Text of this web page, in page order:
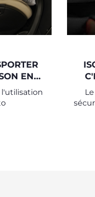
EN
l'utilisation